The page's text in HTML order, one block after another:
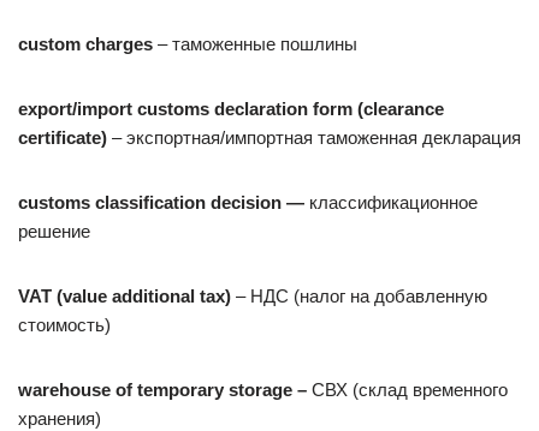
custom charges – таможенные пошлины
export/import customs declaration form (clearance
certificate) – экспортная/импортная таможенная декларация
customs classification decision — классификационное
решение
VAT (value additional tax) – НДС (налог на добавленную
стоимость)
warehouse of temporary storage – СВХ (склад временного
хранения)